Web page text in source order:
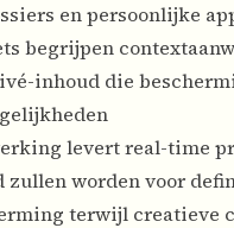
en persoonlijke
begrijpen
inhoud die
levert real-time
zullen worden voor
terwijl creatieve